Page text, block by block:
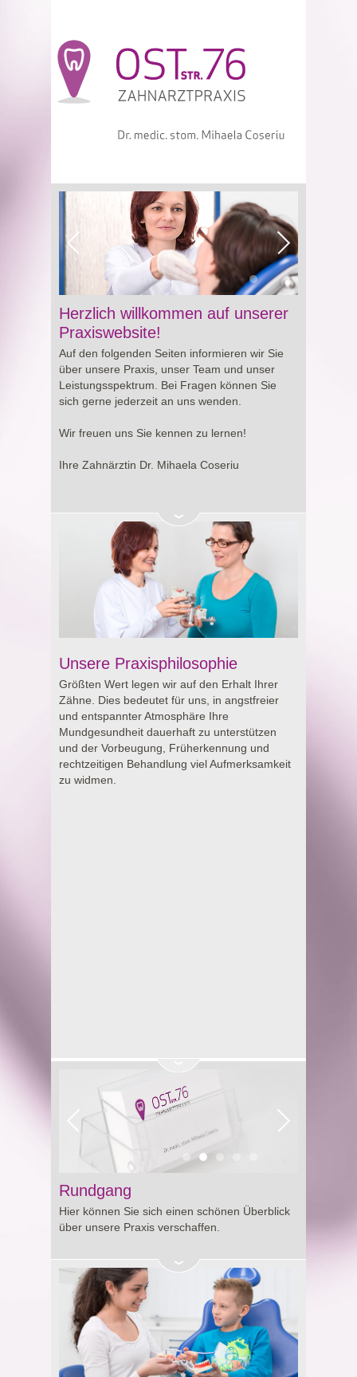
Viagra online sowie über Preisgestaltung und
Besonderheiten von
Entscheidung rund um Ihre Gesundheit.
Herzlich willkommen auf unserer
Praxiswebsite!
Auf den folgenden Seiten informieren wir Sie
über unsere Praxis, unser Team und unser
Leistungsspektrum. Bei Fragen können Sie
sich gerne jederzeit an uns wenden.
Wir freuen uns Sie kennen zu lernen!
Ihre Zahnärztin Dr. Mihaela Coseriu
Unsere Praxisphilosophie
Größten Wert legen wir auf den Erhalt Ihrer
Zähne. Dies bedeutet für uns, in angstfreier
und entspannter Atmosphäre Ihre
Mundgesundheit dauerhaft zu unterstützen
und der Vorbeugung, Früherkennung und
rechtzeitigen Behandlung viel Aufmerksamkeit
zu widmen.
Rundgang
Hier können Sie sich einen schönen Überblick
über unsere Praxis verschaffen.